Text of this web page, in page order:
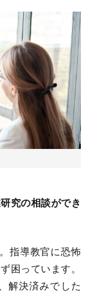
究の相談ができ
指導教官に恐怖
困っています。
解決済みでした